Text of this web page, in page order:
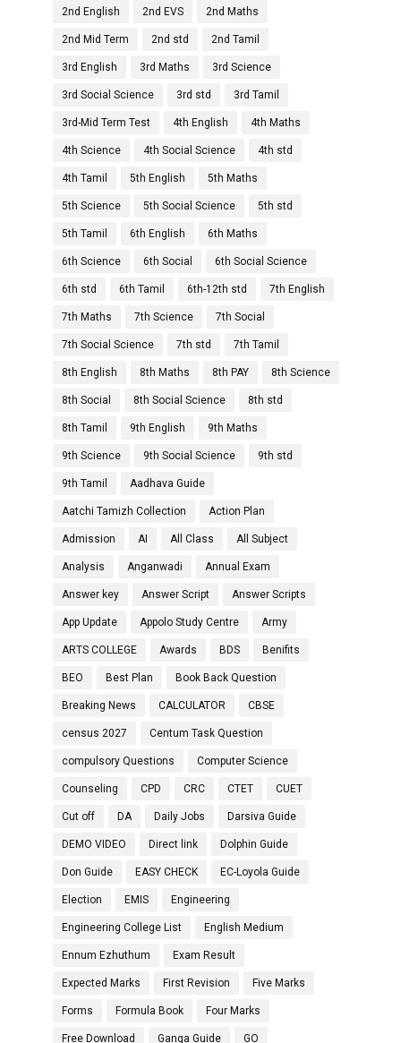
2nd English 2nd EVS 2nd Maths
2nd Mid Term 2nd std 2nd Tamil
3rd English 3rd Maths 3rd Science
3rd Social Science 3rd std 3rd Tamil
3rd-Mid Term Test 4th English 4th Maths
4th Science 4th Social Science 4th std
4th Tamil 5th English 5th Maths
5th Science 5th Social Science 5th std
5th Tamil 6th English 6th Maths
6th Science 6th Social 6th Social Science
6th std 6th Tamil 6th-12th std 7th English
7th Maths 7th Science 7th Social
7th Social Science 7th std 7th Tamil
8th English 8th Maths 8th PAY 8th Science
8th Social 8th Social Science 8th std
8th Tamil 9th English 9th Maths
9th Science 9th Social Science 9th std
9th Tamil Aadhava Guide
Aatchi Tamizh Collection Action Plan
Admission AI All Class All Subject
Analysis Anganwadi Annual Exam
Answer key Answer Script Answer Scripts
App Update Appolo Study Centre Army
ARTS COLLEGE Awards BDS Benifits
BEO Best Plan Book Back Question
Breaking News CALCULATOR CBSE
census 2027 Centum Task Question
compulsory Questions Computer Science
Counseling CPD CRC CTET CUET
Cut off DA Daily Jobs Darsiva Guide
DEMO VIDEO Direct link Dolphin Guide
Don Guide EASY CHECK EC-Loyola Guide
Election EMIS Engineering
Engineering College List English Medium
Ennum Ezhuthum Exam Result
Expected Marks First Revision Five Marks
Forms Formula Book Four Marks
Free Download Ganga Guide GO